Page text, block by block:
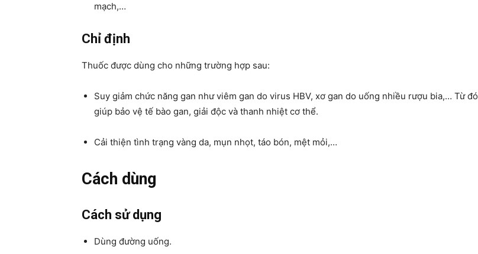
mạch,…
Chỉ định
Thuốc được dùng cho những trường hợp sau:
Suy giảm chức năng gan như viêm gan do virus HBV, xơ gan do uống nhiều rượu bia,… Từ đó
giúp bảo vệ tế bào gan, giải độc và thanh nhiệt cơ thể.
Cải thiện tình trạng vàng da, mụn nhọt, táo bón, mệt mỏi,…
Cách dùng
Cách sử dụng
Dùng đường uống.